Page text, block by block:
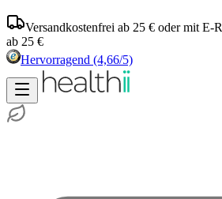
Versandkostenfrei ab 25 € oder mit E-
ab 25 €
Hervorragend (4,66/5)